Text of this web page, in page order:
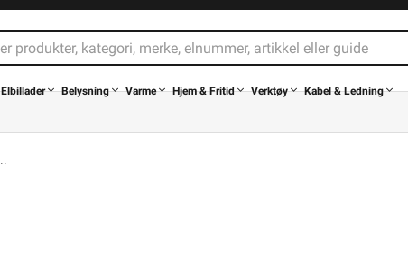
Elbillader Belysning Varme Hjem & Fritid Verktøy Kabel & Ledning